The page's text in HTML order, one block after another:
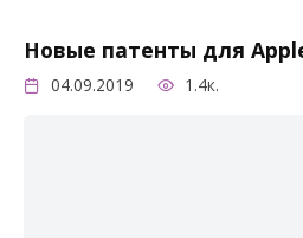
Новые патенты для
04.09.2019 1.4к.